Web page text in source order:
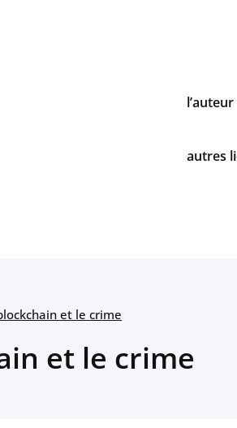
l’auteur
autres
et le crime
et le crime